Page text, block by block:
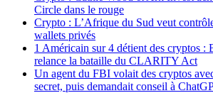
Circle dans le rouge
Crypto : L’Afrique du Sud veut
wallets privés
1 Américain sur 4 détient des cryptos :
relance la bataille du CLARITY Act
Un agent du FBI volait des cryptos
secret, puis demandait conseil à